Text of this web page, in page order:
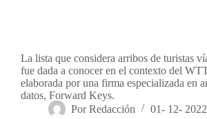
La lista que considera arribos de turistas
fue dada a conocer en el contexto del
elaborada por una firma especializada en
datos, Forward Keys.
Por Redacción 01- 12- 2022